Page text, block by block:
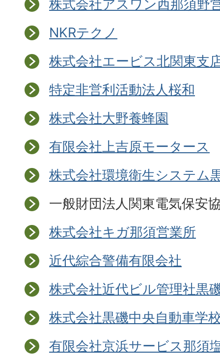
株式会社アスワン西那須野
NKRテクノ
株式会社エービス北関東支
特定非営利活動法人桜和
株式会社大野養蜂園
有限会社上吉原モータース
株式会社環境衛生システム
一般財団法人関東電気保安
株式会社キガ那須営業所
近代綜合警備有限会社
株式会社近代ビル管理社黒
株式会社黒磯中央自動車学
有限会社京浜サービス那須